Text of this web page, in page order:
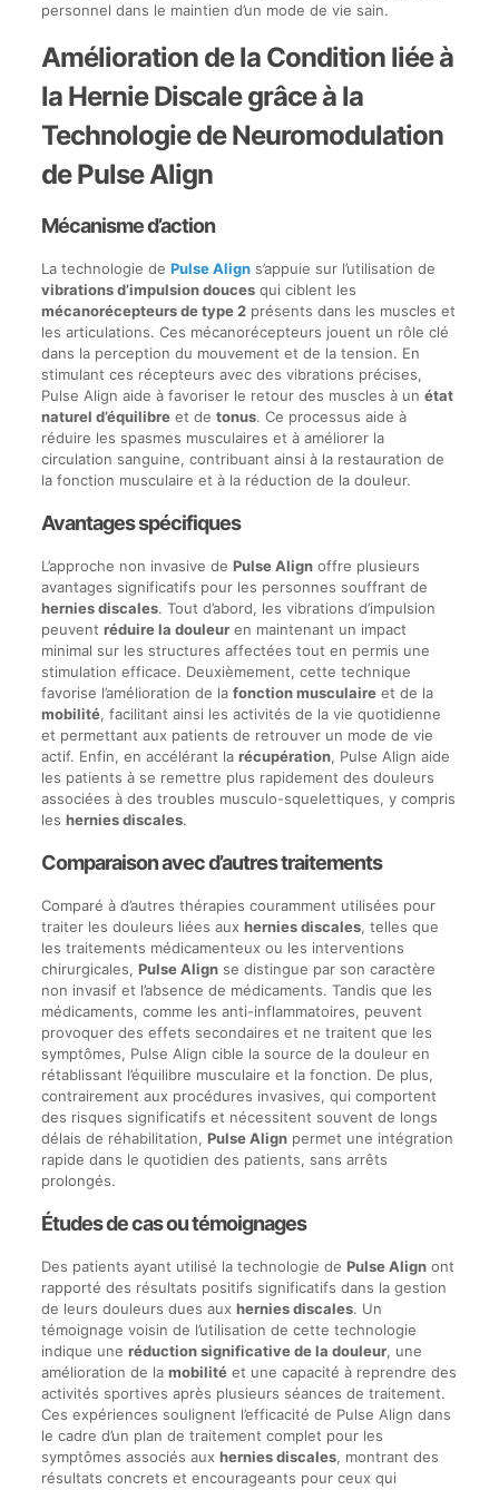
personnel dans le maintien d’un mode de vie sain.
Amélioration de la Condition liée à
la Hernie Discale grâce à la
Technologie de Neuromodulation
de Pulse Align
Mécanisme d’action
La technologie de Pulse Aligns’appuie sur l’utilisation de
vibrations d’impulsion doucesqui ciblent les
mécanorécepteurs de type 2présents dans les muscles et
les articulations. Ces mécanorécepteurs jouent un rôle clé
dans la perception du mouvement et de la tension. En
stimulant ces récepteurs avec des vibrations précises,
Pulse Align aide à favoriser le retour des muscles à un état
naturel d’équilibreet de tonus. Ce processus aide à
réduire les spasmes musculaires et à améliorer la
circulation sanguine, contribuant ainsi à la restauration de
la fonction musculaire et à la réduction de la douleur.
Avantages spécifiques
L’approche non invasive de Pulse Alignoffre plusieurs
avantages significatifs pour les personnes souffrant de
hernies discales. Tout d’abord, les vibrations d’impulsion
peuvent réduire la douleuren maintenant un impact
minimal sur les structures affectées tout en permis une
stimulation efficace. Deuxièmement, cette technique
favorise l’amélioration de la fonction musculaireet de la
mobilité, facilitant ainsi les activités de la vie quotidienne
et permettant aux patients de retrouver un mode de vie
actif. Enfin, en accélérant la récupération, Pulse Align aide
les patients à se remettre plus rapidement des douleurs
associées à des troubles musculo-squelettiques, y compris
les hernies discales.
Comparaison avec d’autres traitements
Comparé à d’autres thérapies couramment utilisées pour
traiter les douleurs liées aux hernies discales, telles que
les traitements médicamenteux ou les interventions
chirurgicales, Pulse Alignse distingue par son caractère
non invasif et l’absence de médicaments. Tandis que les
médicaments, comme les anti-inflammatoires, peuvent
provoquer des effets secondaires et ne traitent que les
symptômes, Pulse Align cible la source de la douleur en
rétablissant l’équilibre musculaire et la fonction. De plus,
contrairement aux procédures invasives, qui comportent
des risques significatifs et nécessitent souvent de longs
délais de réhabilitation, Pulse Alignpermet une intégration
rapide dans le quotidien des patients, sans arrêts
prolongés.
Études de cas ou témoignages
Des patients ayant utilisé la technologie de Pulse Alignont
rapporté des résultats positifs significatifs dans la gestion
de leurs douleurs dues aux hernies discales. Un
témoignage voisin de l’utilisation de cette technologie
indique une réduction significative de la douleur, une
amélioration de la mobilitéet une capacité à reprendre des
activités sportives après plusieurs séances de traitement.
Ces expériences soulignent l’efficacité de Pulse Align dans
le cadre d’un plan de traitement complet pour les
symptômes associés aux hernies discales, montrant des
résultats concrets et encourageants pour ceux qui